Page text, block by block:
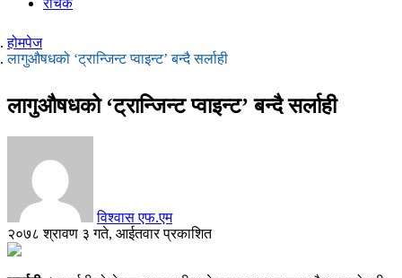
रोचक
होमपेज
लागुऔषधको ‘ट्रान्जिन्ट प्वाइन्ट’ बन्दै सर्लाही
लागुऔषधको ‘ट्रान्जिन्ट प्वाइन्ट’ बन्दै सर्लाही
विश्वास एफ.एम
२०७८ श्रावण ३ गते, आईतवार प्रकाशित